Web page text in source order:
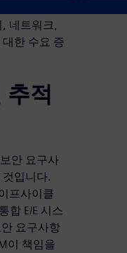
어링을 연
네트워크,
한 수요 증
추적
안 요구사
입니다.
프사이클
합 E/E 시스
요구사항
이 책임을